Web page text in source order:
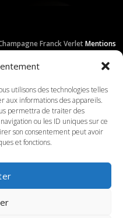
utilisons des technologies telles
aux informations des appareils.
permettra de traiter des
ou les ID uniques sur ce
son consentement peut avoir
et fonctions.
Franck VerletMentions
est dangereux pour la santé. À